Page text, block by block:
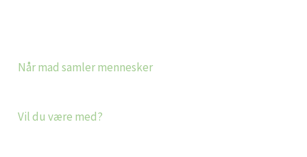
Når mad samler mennesker
Vil du være med?